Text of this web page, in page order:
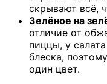
скрывают всё,
Зелёное на
отличие от
пиццы, у
блеска,
один цвет.